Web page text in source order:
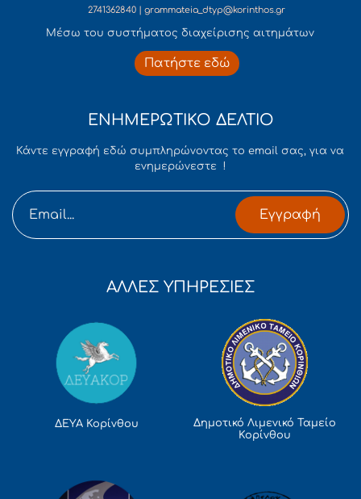
2741362840 | grammateia_dtyp@korinthos.gr
Mέσω του συστήματος διαχείρισης αιτημάτων
Πατήστε εδώ
ΕΝΗΜΕΡΩΤΙΚΟ ΔΕΛΤΙΟ
Κάντε εγγραφή εδώ συμπληρώνοντας το email σας, για να
ενημερώνεστε !
Εγγραφή
ΑΛΛΕΣ ΥΠΗΡΕΣΙΕΣ
ΔΕΥΑ Κορίνθου
Δημοτικό Λιμενικό Ταμείο
Κορίνθου